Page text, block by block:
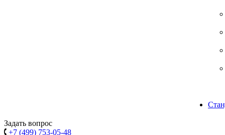
Задать вопрос
+7 (499) 753-05-48